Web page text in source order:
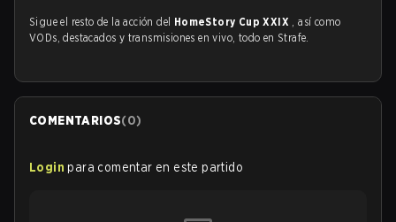
Sigue el resto de la acción del HomeStory Cup XXIX , así como
VODs, destacados y transmisiones en vivo, todo en Strafe.
COMENTARIOS(0)
Login para comentar en este partido